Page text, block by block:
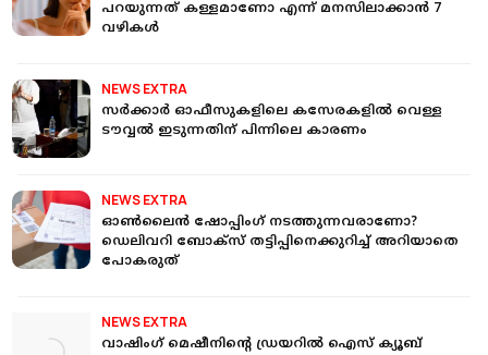
പറയുന്നത് കള്ളമാണോ എന്ന് മനസിലാക്കാന്‍ 7
വഴികള്‍
NEWS EXTRA
സര്‍ക്കാര്‍ ഓഫീസുകളിലെ കസേരകളില്‍ വെള്ള
ടൗവ്വല്‍ ഇടുന്നതിന് പിന്നിലെ കാരണം
NEWS EXTRA
ഓണ്‍ലൈന്‍ ഷോപ്പിംഗ് നടത്തുന്നവരാണോ?
ഡെലിവറി ബോക്‌സ് തട്ടിപ്പിനെക്കുറിച്ച് അറിയാതെ
പോകരുത്
NEWS EXTRA
വാഷിംഗ് മെഷീനിന്റെ ഡ്രയറില്‍ ഐസ് ക്യൂബ്